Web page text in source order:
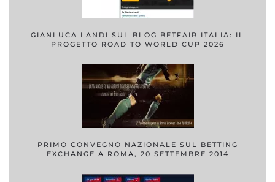
GIANLUCA LANDI SUL BLOG BETFAIR ITALIA: IL
PROGETTO ROAD TO WORLD CUP 2026
PRIMO CONVEGNO NAZIONALE SUL BETTING
EXCHANGE A ROMA, 20 SETTEMBRE 2014